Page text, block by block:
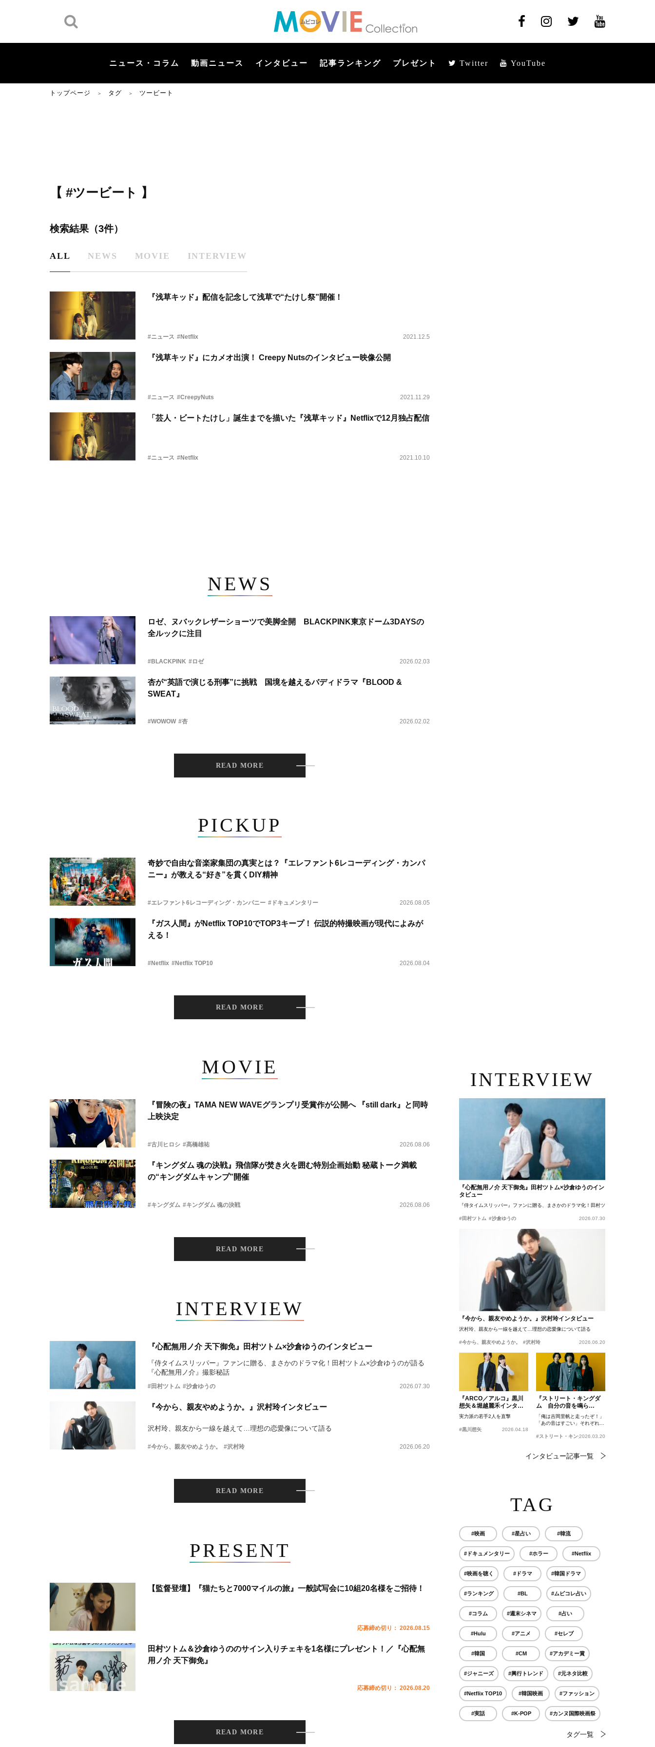
ニュース・コラム 動画ニュース インタビュー 記事ランキング プレゼント Twitter YouTube
トップページ ＞ タグ ＞ ツービート
【 #ツービート 】
検索結果（3件）
ALL NEWS MOVIE INTERVIEW
『浅草キッド』配信を記念して浅草で“たけし祭”開催！
#ニュース #Netflix 2021.12.5
『浅草キッド』にカメオ出演！ Creepy Nutsのインタビュー映像公開
#ニュース #CreepyNuts 2021.11.29
「芸人・ビートたけし」誕生までを描いた『浅草キッド』Netflixで12月独占配信
#ニュース #Netflix 2021.10.10
NEWS
ロゼ、ヌバックレザーショーツで美脚全開 BLACKPINK東京ドーム3DAYSの
全ルックに注目
#BLACKPINK #ロゼ 2026.02.03
杏が“英語で演じる刑事”に挑戦 国境を越えるバディドラマ『BLOOD &
SWEAT』
#WOWOW #杏 2026.02.02
READ MORE
PICKUP
奇妙で自由な音楽家集団の真実とは？『エレファント6レコーディング・カンパ
ニー』が教える“好き”を貫くDIY精神
#エレファント6レコーディング・カンパニー #ドキュメンタリー 2026.08.05
『ガス人間』がNetflix TOP10でTOP3キープ！ 伝説的特撮映画が現代によみが
える！
#Netflix #Netflix TOP10 2026.08.04
READ MORE
MOVIE
『冒険の夜』TAMA NEW WAVEグランプリ受賞作が公開へ 『still dark』と同時
上映決定
#古川ヒロシ #髙橋雄祐 2026.08.06
『キングダム 魂の決戦』飛信隊が焚き火を囲む特別企画始動 秘蔵トーク満載
の“キングダムキャンプ”開催
#キングダム #キングダム 魂の決戦 2026.08.06
READ MORE
INTERVIEW
『心配無用ノ介 天下御免』田村ツトム×沙倉ゆうのインタビュー
『侍タイムスリッパー』ファンに贈る、まさかのドラマ化！田村ツトム×沙倉ゆうのが語る
『心配無用ノ介』撮影秘話
#田村ツトム #沙倉ゆうの 2026.07.30
『今から、親友やめようか。』沢村玲インタビュー
沢村玲、親友から一線を越えて…理想の恋愛像について語る
#今から、親友やめようか。 #沢村玲 2026.06.20
READ MORE
PRESENT
【監督登壇】『猫たちと7000マイルの旅』一般試写会に10組20名様をご招待！
応募締め切り： 2026.08.15
田村ツトム＆沙倉ゆうののサイン入りチェキを1名様にプレゼント！／『心配無
用ノ介 天下御免』
応募締め切り： 2026.08.20
READ MORE
INTERVIEW
『心配無用ノ介 天下御免』田村ツトム×沙倉ゆうのイン
タビュー
『侍タイムスリッパー』ファンに贈る、まさかのドラマ化！田村ツトム×沙倉ゆうのが語
#田村ツトム #沙倉ゆうの 2026.07.30
『今から、親友やめようか。』沢村玲インタビュー
沢村玲、親友から一線を越えて…理想の恋愛像について語る
#今から、親友やめようか。 #沢村玲 2026.06.20
『ARCO／アルコ』黒川
想矢＆堀越麗禾インタビ
ュー
実力派の若手2人を直撃
#黒川想矢 2026.04.18
『ストリート・キングダ
ム 自分の音を鳴ら
せ。』峯田和伸、若葉竜
也、吉岡里帆インタビュ
ー
「俺は吉岡里帆と走ったぞ！」
「あの音はすごい」それぞれの
#ストリート・キングダム 自分の音を鳴らせ。
2026.03.20
インタビュー記事一覧
TAG
#映画 #星占い #韓流
#ドキュメンタリー #ホラー #Netflix
#映画を聴く #ドラマ #韓国ドラマ
#ランキング #BL #ムビコレ占い
#コラム #週末シネマ #占い
#Hulu #アニメ #セレブ
#韓国 #CM #アカデミー賞
#ジャニーズ #興行トレンド #元ネタ比較
#Netflix TOP10 #韓国映画 #ファッション
#実話 #K-POP #カンヌ国際映画祭
タグ一覧